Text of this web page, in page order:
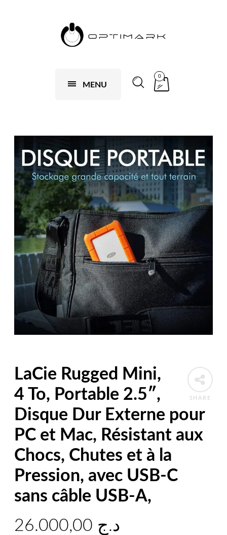
MENU
0
SHARE
LaCie Rugged Mini,
4 To, Portable 2.5″,
Disque Dur Externe pour
PC et Mac, Résistant aux
Chocs, Chutes et à la
Pression, avec USB-C
sans câble USB-A,
د.ج